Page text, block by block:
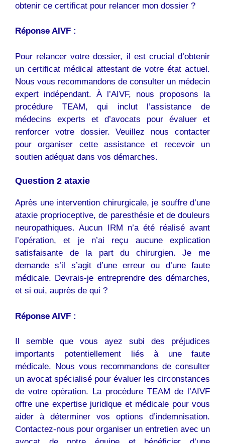
obtenir ce certificat pour relancer mon dossier ?
Réponse AIVF :
Pour relancer votre dossier, il est crucial d’obtenir
un certificat médical attestant de votre état actuel.
Nous vous recommandons de consulter un médecin
expert indépendant. À l’AIVF, nous proposons la
procédure TEAM, qui inclut l’assistance de
médecins experts et d’avocats pour évaluer et
renforcer votre dossier. Veuillez nous contacter
pour organiser cette assistance et recevoir un
soutien adéquat dans vos démarches.
Question 2 ataxie
Après une intervention chirurgicale, je souffre d’une
ataxie proprioceptive, de paresthésie et de douleurs
neuropathiques. Aucun IRM n’a été réalisé avant
l’opération, et je n’ai reçu aucune explication
satisfaisante de la part du chirurgien. Je me
demande s’il s’agit d’une erreur ou d’une faute
médicale. Devrais-je entreprendre des démarches,
et si oui, auprès de qui ?
Réponse AIVF :
Il semble que vous ayez subi des préjudices
importants potentiellement liés à une faute
médicale. Nous vous recommandons de consulter
un avocat spécialisé pour évaluer les circonstances
de votre opération. La procédure TEAM de l’AIVF
offre une expertise juridique et médicale pour vous
aider à déterminer vos options d’indemnisation.
Contactez-nous pour organiser un entretien avec un